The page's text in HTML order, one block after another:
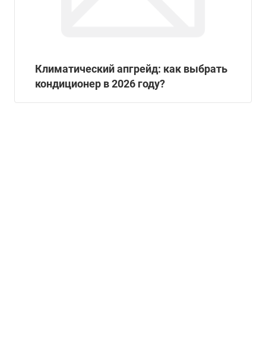
Климатический апгрейд: как выбрать
кондиционер в 2026 году?